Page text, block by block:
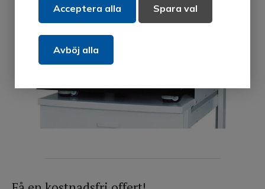
Acceptera alla Spara val
Avböj alla